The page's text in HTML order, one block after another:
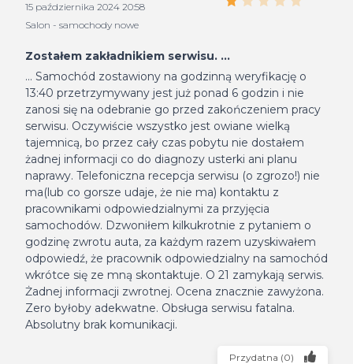
15 października 2024 20:58
Salon - samochody nowe
Zostałem zakładnikiem serwisu. ...
... Samochód zostawiony na godzinną weryfikację o
13:40 przetrzymywany jest już ponad 6 godzin i nie
zanosi się na odebranie go przed zakończeniem pracy
serwisu. Oczywiście wszystko jest owiane wielką
tajemnicą, bo przez cały czas pobytu nie dostałem
żadnej informacji co do diagnozy usterki ani planu
naprawy. Telefoniczna recepcja serwisu (o zgrozo!) nie
ma(lub co gorsze udaje, że nie ma) kontaktu z
pracownikami odpowiedzialnymi za przyjęcia
samochodów. Dzwoniłem kilkukrotnie z pytaniem o
godzinę zwrotu auta, za każdym razem uzyskiwałem
odpowiedź, że pracownik odpowiedzialny na samochód
wkrótce się ze mną skontaktuje. O 21 zamykają serwis.
Żadnej informacji zwrotnej. Ocena znacznie zawyżona.
Zero byłoby adekwatne. Obsługa serwisu fatalna.
Absolutny brak komunikacji.
Przydatna (0)